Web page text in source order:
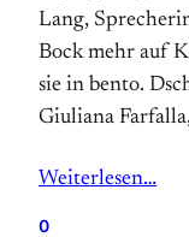
Lang,
Bock mehr auf
sie in bento.
Giuliana
Weiterlesen…
0